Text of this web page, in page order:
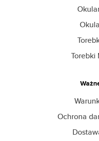
Torebki
Ochrona